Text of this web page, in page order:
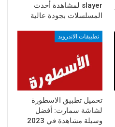
slayer لمشاهدة أحدث
المسلسلات بجودة عالية
تطبيقات الاندرويد
تحميل تطبيق الاسطورة
لشاشة سمارت: أفضل
وسيلة مشاهدة في 2023